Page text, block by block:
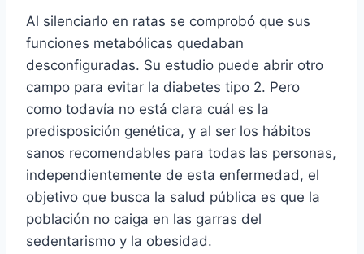
Al silenciarlo en ratas se comprobó que sus
funciones metabólicas quedaban
desconfiguradas. Su estudio puede abrir otro
campo para evitar la diabetes tipo 2. Pero
como todavía no está clara cuál es la
predisposición genética, y al ser los hábitos
sanos recomendables para todas las personas,
independientemente de esta enfermedad, el
objetivo que busca la salud pública es que la
población no caiga en las garras del
sedentarismo y la obesidad.